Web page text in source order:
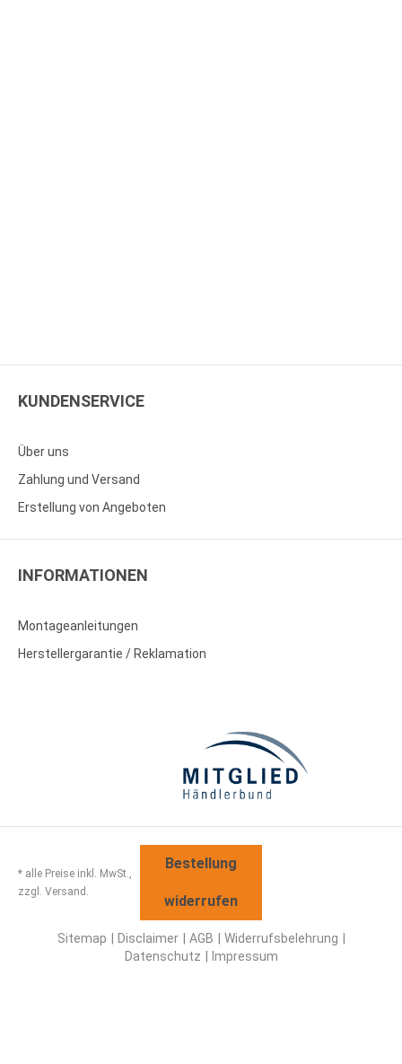
KUNDENSERVICE
Über uns
Zahlung und Versand
Erstellung von Angeboten
INFORMATIONEN
Montageanleitungen
Herstellergarantie / Reklamation
* alle Preise inkl. MwSt.,
zzgl. Versand.
Bestellung
widerrufen
Sitemap Disclaimer AGB
Widerrufsbelehrung
Datenschutz
Impressum